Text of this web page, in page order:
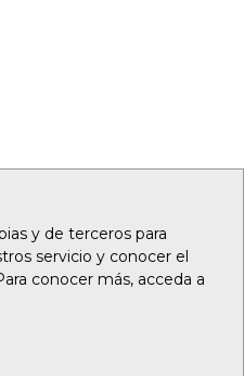
y de terceros para
servicio y conocer el
conocer más, acceda a